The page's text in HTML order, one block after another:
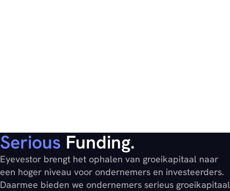
Serious Funding.
Eyevestor brengt het ophalen van groeikapitaal naar
een hoger niveau voor ondernemers en investeerders.
Daarmee bieden we ondernemers serieus groeikapitaal